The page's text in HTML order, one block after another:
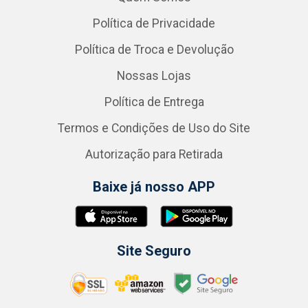
Política de Privacidade
Política de Troca e Devolução
Nossas Lojas
Política de Entrega
Termos e Condições de Uso do Site
Autorização para Retirada
Baixe já nosso APP
Site Seguro